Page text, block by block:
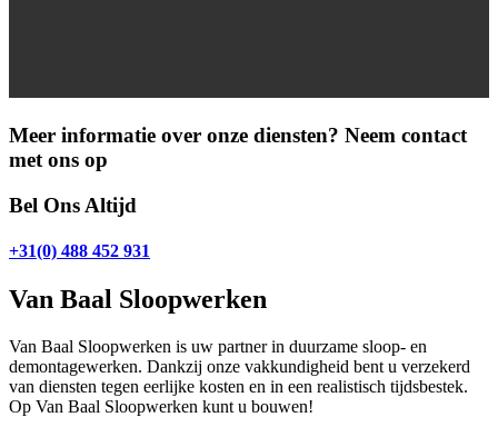
Meer informatie over onze diensten? Neem contact
met ons op
Bel Ons Altijd
+31(0) 488 452 931
Van Baal Sloopwerken
Van Baal Sloopwerken is uw partner in duurzame sloop- en
demontagewerken. Dankzij onze vakkundigheid bent u verzekerd
van diensten tegen eerlijke kosten en in een realistisch tijdsbestek.
Op Van Baal Sloopwerken kunt u bouwen!